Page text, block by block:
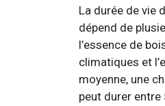
La durée de vie
dépend de
l’essence de
climatiques et
moyenne, une
peut durer entre